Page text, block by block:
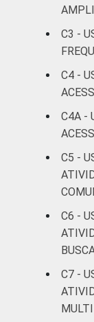
FAIXA
ETÁRIA
RENDA
C3 -
C4 -
C4A -
C5 -
C6 -
C7 -